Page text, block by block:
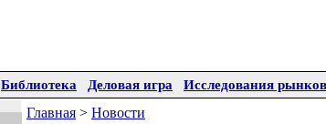
Библиотека Деловая игра Исследования рынков
Главная > Новости